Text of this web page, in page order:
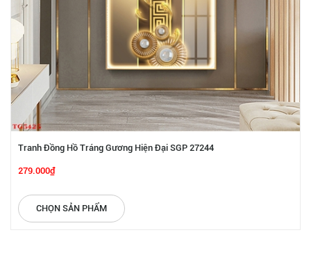
Tranh Đồng Hồ Tráng Gương Hiện Đại SGP 27244
279.000₫
CHỌN SẢN PHẨM